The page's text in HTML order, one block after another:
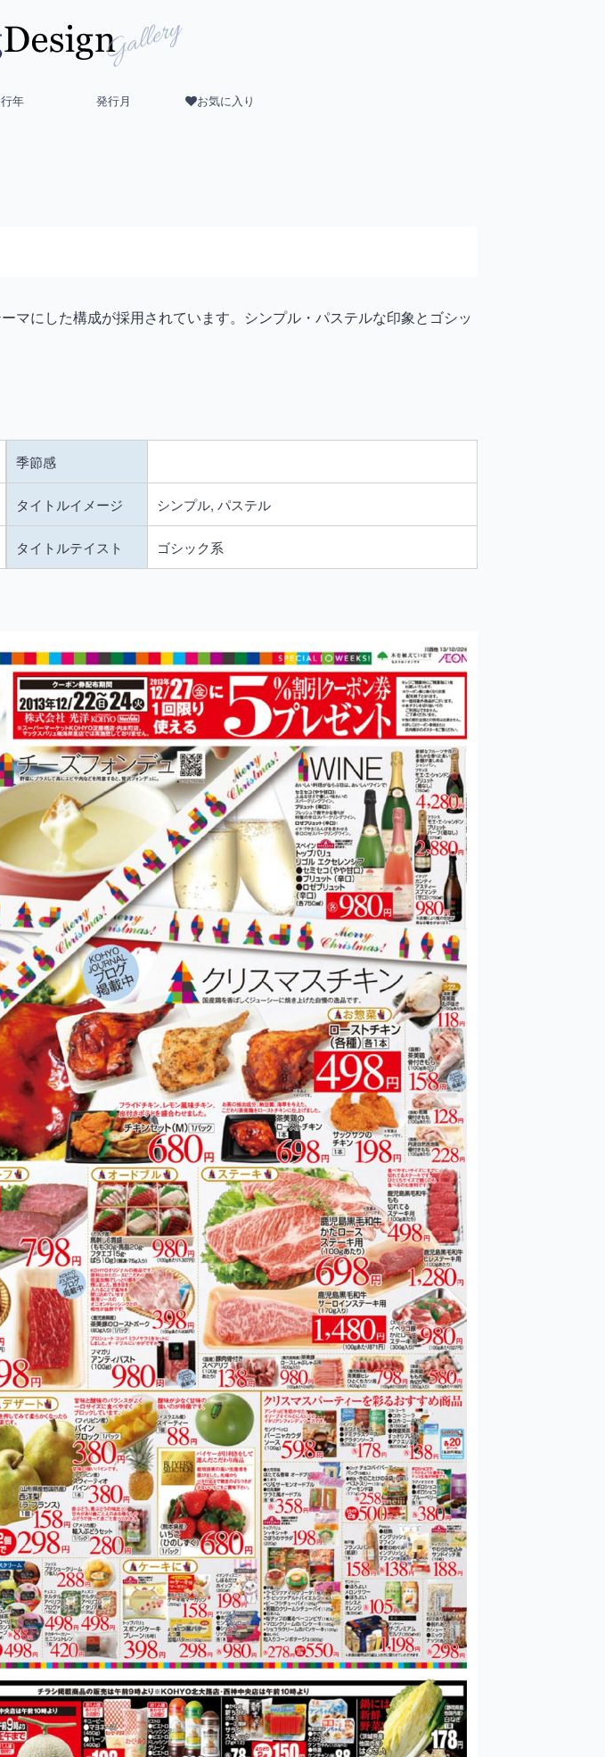
年 発行月 お気に入り
マにした構成が採用されています。シンプル・パステルな印象とゴシッ
季節感
タイトルイメージ シンプル, パステル
タイトルテイスト ゴシック系